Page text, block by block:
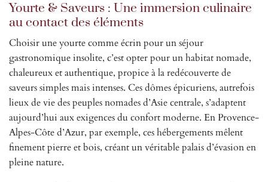
Yourte & Saveurs : Une immersion culinaire
au contact des éléments
Choisir une yourte comme écrin pour un séjour
gastronomique insolite, c’est opter pour un habitat nomade,
chaleureux et authentique, propice à la redécouverte de
saveurs simples mais intenses. Ces dômes épicuriens, autrefois
lieux de vie des peuples nomades d’Asie centrale, s’adaptent
aujourd’hui aux exigences du confort moderne. En Provence-
Alpes-Côte d’Azur, par exemple, ces hébergements mêlent
finement pierre et bois, créant un véritable palais d’évasion en
pleine nature.